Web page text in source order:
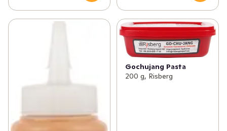
Gochujang Pasta
200 g, Risberg